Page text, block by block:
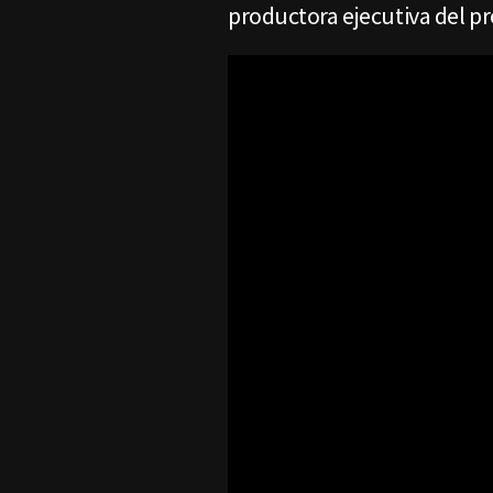
productora ejecutiva del